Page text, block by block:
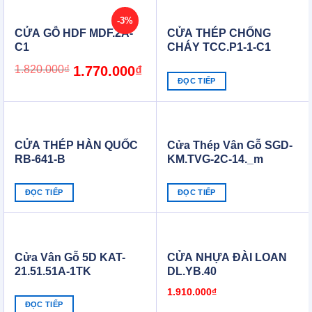
-3%
CỬA GỖ HDF MDF.2A-
C1
1.820.000₫ Original
price
1.770.000₫Current
price
CỬA THÉP CHỐNG
CHÁY TCC.P1-1-C1
ĐỌC TIẾP
CỬA THÉP HÀN QUỐC
RB-641-B
ĐỌC TIẾP
Cửa Thép Vân Gỗ SGD-
KM.TVG-2C-14._m
ĐỌC TIẾP
Cửa Vân Gỗ 5D KAT-
21.51.51A-1TK
ĐỌC TIẾP
CỬA NHỰA ĐÀI LOAN
DL.YB.40
1.910.000₫